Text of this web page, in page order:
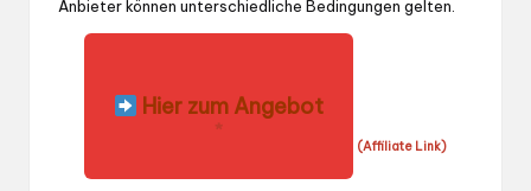
Anbieter können unterschiedliche Bedingungen gelten.
Hier zum Angebot
*
(Affiliate Link)